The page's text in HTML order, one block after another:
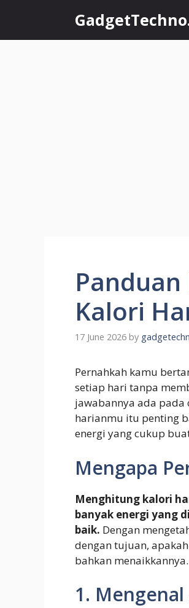
content
Kalori
17 June 2026 by
Pernahkah kamu
setiap hari tanpa
jawabannya ada
harianmu itu penting
energi yang cukup
Mengapa
Menghitung kalori
banyak energi yang
baik. Dengan
dengan tujuan,
bahkan menaikkannya.
1.